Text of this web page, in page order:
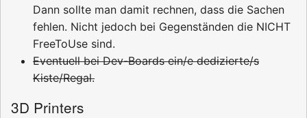
Dann sollte man damit rechnen, dass die Sachen
fehlen. Nicht jedoch bei Gegenständen die NICHT
FreeToUse sind.
Eventuell bei Dev-Boards ein/e dedizierte/s
Kiste/Regal.
3D Printers